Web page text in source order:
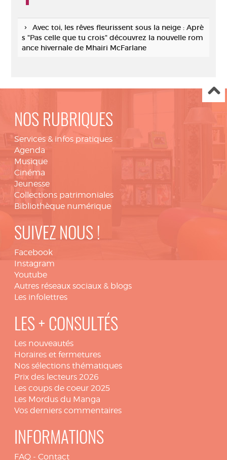
Avec toi, les rêves fleurissent sous la neige : Aprè
s "Pas celle que tu crois" découvrez la nouvelle rom
ance hivernale de Mhairi McFarlane
NOS RUBRIQUES
Services & infos pratiques
Agenda
Musique
Cinéma
Jeunesse
Collections patrimoniales
Bibliothèque numérique
SUIVEZ NOUS !
Facebook
Instagram
Youtube
Autres réseaux sociaux & blogs
Les infolettres
LES + CONSULTÉS
Les nouveautés
Horaires et fermetures
Nos sélections thématiques
Prix des lecteurs 2026
Les coups de coeur 2025
Les Mordus du Manga
Vos derniers commentaires
INFORMATIONS
FAQ - Contact